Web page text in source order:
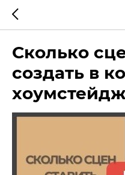
Сколько
создать в